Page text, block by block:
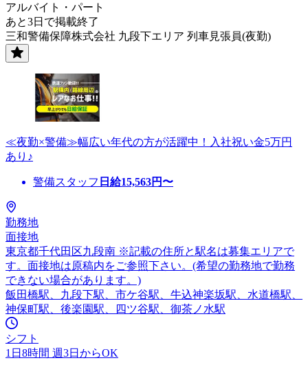
アルバイト・パート
あと3日で掲載終了
三和警備保障株式会社 九段下エリア 列車見張員(夜勤)
≪夜勤×警備≫幅広い年代の方が活躍中！入社祝い金5万円
あり♪
警備スタッフ 日給15,563円〜
勤務地
面接地
東京都千代田区九段南 ※記載の住所と駅名は募集エリアで
す。面接地は原稿内をご参照下さい。(希望の勤務地で勤務
できない場合があります。)
飯田橋駅、九段下駅、市ケ谷駅、牛込神楽坂駅、水道橋駅、
神保町駅、後楽園駅、四ツ谷駅、御茶ノ水駅
シフト
1日8時間 週3日からOK